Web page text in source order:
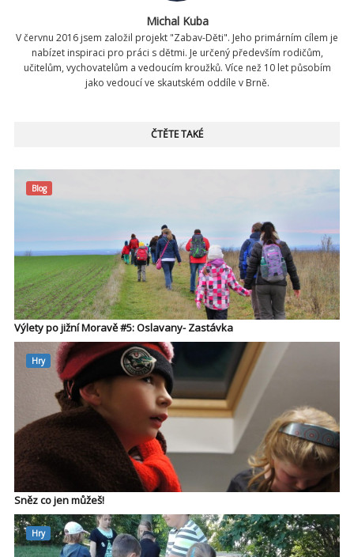
Michal Kuba
V červnu 2016 jsem založil projekt "Zabav-Děti". Jeho primárním cílem je
nabízet inspiraci pro práci s dětmi. Je určený především rodičům,
učitelům, vychovatelům a vedoucím kroužků. Více než 10 let působím
jako vedoucí ve skautském oddíle v Brně.
ČTĚTE TAKÉ
Blog
Výlety po jižní Moravě #5: Oslavany- Zastávka
Hry
Sněz co jen můžeš!
Hry